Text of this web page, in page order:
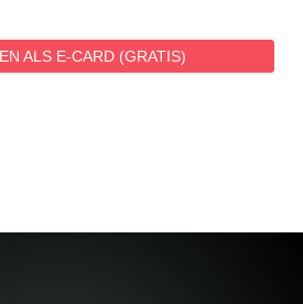
ALS E-CARD (GRATIS)